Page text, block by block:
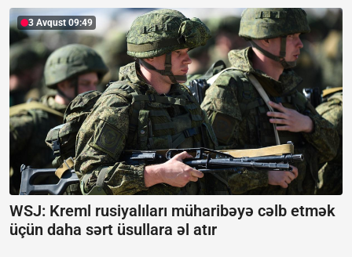
3 Avqust 09:49
WSJ: Kreml rusiyalıları müharibəyə cəlb etmək
üçün daha sərt üsullara əl atır